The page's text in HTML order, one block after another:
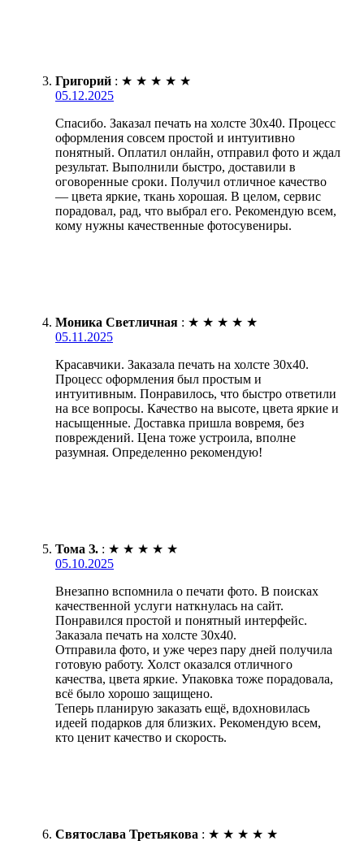
Григорий : ★ ★ ★ ★ ★
05.12.2025
Спасибо. Заказал печать на холсте 30х40. Процесс
оформления совсем простой и интуитивно
понятный. Оплатил онлайн, отправил фото и ждал
результат. Выполнили быстро, доставили в
оговоренные сроки. Получил отличное качество
— цвета яркие, ткань хорошая. В целом, сервис
порадовал, рад, что выбрал его. Рекомендую всем,
кому нужны качественные фотосувениры.
Моника Светличная : ★ ★ ★ ★ ★
05.11.2025
Красавчики. Заказала печать на холсте 30х40.
Процесс оформления был простым и
интуитивным. Понравилось, что быстро ответили
на все вопросы. Качество на высоте, цвета яркие и
насыщенные. Доставка пришла вовремя, без
повреждений. Цена тоже устроила, вполне
разумная. Определенно рекомендую!
Тома З. : ★ ★ ★ ★ ★
05.10.2025
Внезапно вспомнила о печати фото. В поисках
качественной услуги наткнулась на сайт.
Понравился простой и понятный интерфейс.
Заказала печать на холсте 30х40.
Отправила фото, и уже через пару дней получила
готовую работу. Холст оказался отличного
качества, цвета яркие. Упаковка тоже порадовала,
всё было хорошо защищено.
Теперь планирую заказать ещё, вдохновилась
идеей подарков для близких. Рекомендую всем,
кто ценит качество и скорость.
Святослава Третьякова : ★ ★ ★ ★ ★